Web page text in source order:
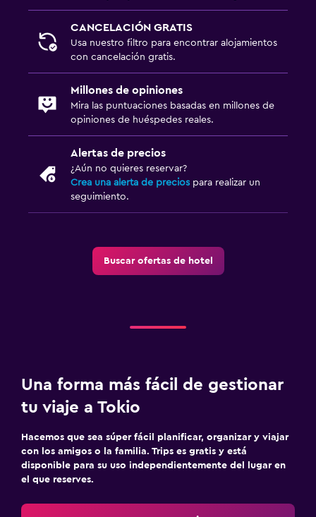
CANCELACIÓN GRATIS
Usa nuestro filtro para encontrar alojamientos
con cancelación gratis.
Millones de opiniones
Mira las puntuaciones basadas en millones de
opiniones de huéspedes reales.
Alertas de precios
¿Aún no quieres reservar?
Crea una alerta de precios para realizar un
seguimiento.
Buscar ofertas de hotel
Una forma más fácil de gestionar
tu viaje a Tokio
Hacemos que sea súper fácil planificar, organizar y viajar
con los amigos o la familia. Trips es gratis y está
disponible para su uso independientemente del lugar en
el que reserves.